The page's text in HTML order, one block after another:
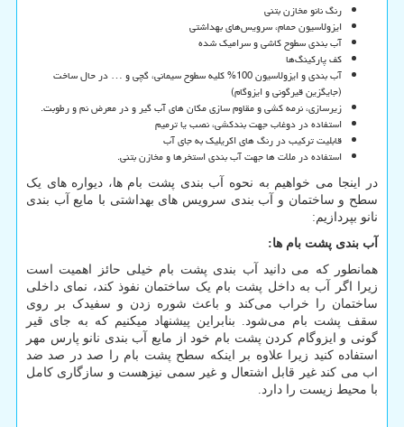
رنگ نانو مخازن بتنی
ایزولاسیون حمام، سرویس‌های بهداشتی
آب بندی سطوح کاشی و سرامیک شده
کف پارکینگ‌ها
آب بندی و ایزولاسیون 100% کلیه سطوح سیمانی، گچی و … در حال ساخت
(جایگزین قیرگونی و ایزوگام)
زیرسازی، نرمه کشی و مقاوم سازی مکان های آب گیر و در معرض نم و رطوبت.
استفاده در دوغاب جهت بندکشی، نصب یا ترمیم
قابلیت ترکیب در رنگ های اکریلیک به جای آب
استفاده در ملات ها جهت آب بندی استخرها و مخازن بتنی.
در اینجا می خواهیم به نحوه آب بندی پشت بام ها، دیواره های یک
سطح و ساختمان و آب بندی سرویس های بهداشتی با مایع آب بندی
نانو بپردازیم:
آب بندی پشت بام ها:
همانطور که می دانید آب بندی پشت بام خیلی حائز اهمیت است
زیرا اگر آب به داخل پشت بام یک ساختمان نفوذ کند، نمای داخلی
ساختمان را خراب می‌کند و باعث شوره زدن و سفیدک بر روی
سقف پشت بام می‌شود. بنابراین پیشنهاد میکنیم که به جای قیر
گونی و ایزوگام کردن پشت بام خود از مایع آب بندی نانو پارس مهر
استفاده کنید زیرا علاوه بر اینکه سطح پشت بام را صد در صد ضد
اب می کند غیر قابل اشتعال و غیر سمی نیزهست و سازگاری کامل
با محیط زیست را دارد.